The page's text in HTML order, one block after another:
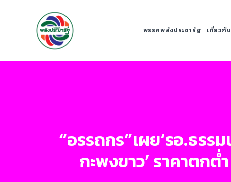
พรรคพลังประชารัฐ เกี่ยวกั
“อรรถกร”เผย‘รอ.ธรร
กะพงขาว’ ราคาตก